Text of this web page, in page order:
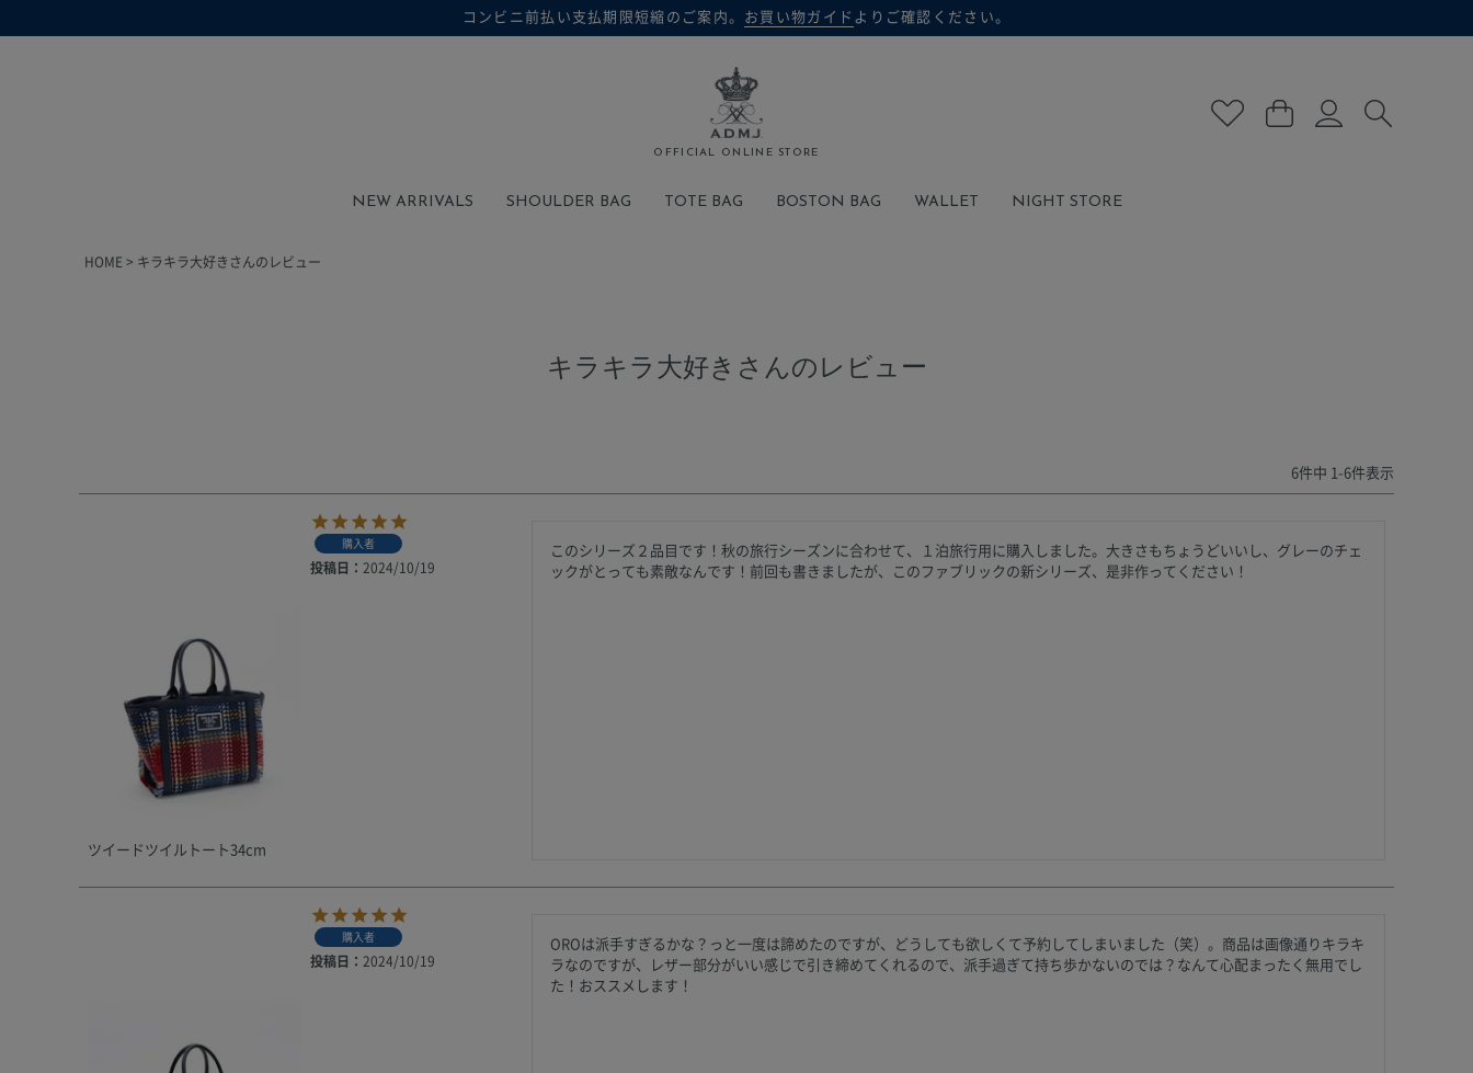
コンビニ前払い支払期限短縮のご案内。 お買い物ガイド よりご確認ください。
OFFICIAL ONLINE STORE
在庫なし商品
検索
NEW ARRIVALS SHOULDER BAG TOTE BAG BOSTON BAG WALLET NIGHT STORE
HOME キラキラ大好きさんのレビュー
キラキラ大好きさんのレビュー
6件中 1-6件表示
ツイードツイルトート34cm
購入者
投稿日 2024/10/19
このシリーズ２品目です！秋の旅行シーズンに合わせて、１泊旅行用に購入しました。大きさもちょうどいいし、グレーのチェ
ックがとっても素敵なんです！前回も書きましたが、このファブリックの新シリーズ、是非作ってください！
購入者
投稿日 2024/10/19
OROは派手すぎるかな？っと一度は諦めたのですが、どうしても欲しくて予約してしまいました（笑）。商品は画像通りキラキ
ラなのですが、レザー部分がいい感じで引き締めてくれるので、派手過ぎて持ち歩かないのでは？なんて心配まったく無用でし
た！おススメします！